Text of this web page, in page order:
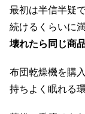
最初は半信半疑
続けるくらいに
壊れたら同じ商
布団乾燥機を購
持ちよく眠れる